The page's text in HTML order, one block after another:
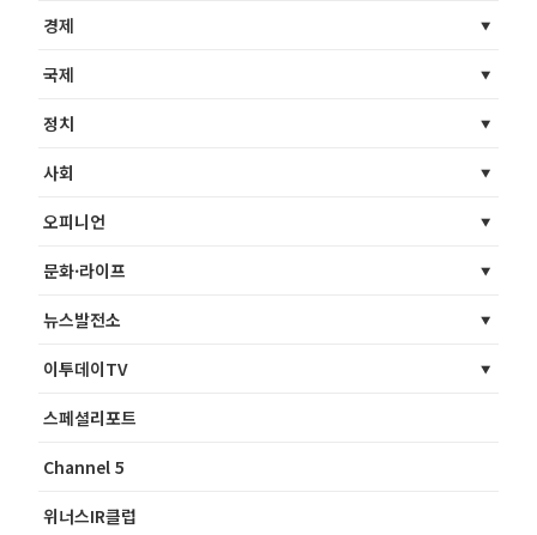
경제
국제
정치
사회
오피니언
문화·라이프
뉴스발전소
이투데이TV
스페셜리포트
Channel 5
위너스IR클럽